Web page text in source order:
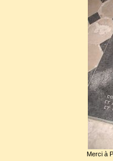
Merci à
fit
un
prince